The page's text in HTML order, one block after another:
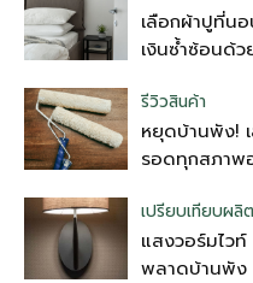
เลือกผ้าปูที่น
เงินซ้ำซ้อนด้
รีวิวสินค้า
หยุดบ้านพัง!
รอดทุกสภาพ
เปรียบเทียบผ
แสงวอร์มไว
พลาดบ้านพัง